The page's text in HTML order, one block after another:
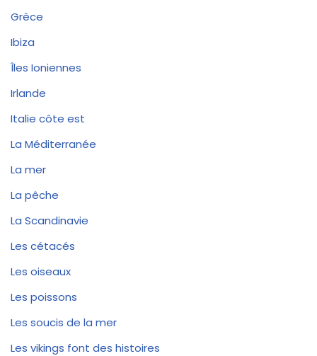
Grèce
Ibiza
Îles Ioniennes
Irlande
Italie côte est
La Méditerranée
La mer
La pêche
La Scandinavie
Les cétacés
Les oiseaux
Les poissons
Les soucis de la mer
Les vikings font des histoires